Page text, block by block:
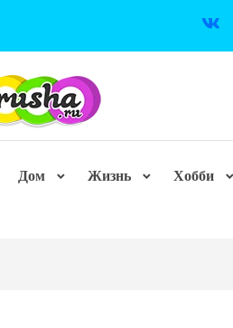
Дом Жизнь Хобби